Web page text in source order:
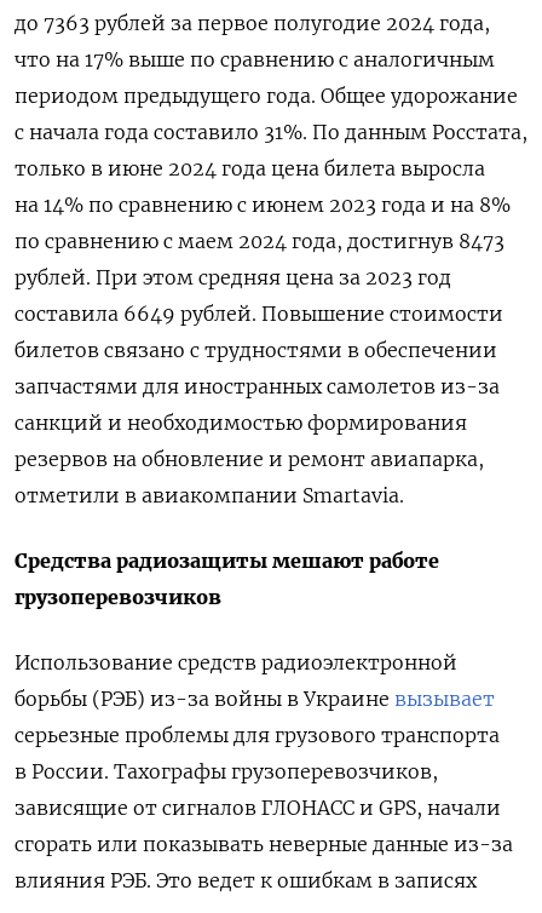
до 7363 рублей за первое полугодие 2024 года,
что на 17% выше по сравнению с аналогичным
периодом предыдущего года. Общее удорожание
с начала года составило 31%. По данным Росстата,
только в июне 2024 года цена билета выросла
на 14% по сравнению с июнем 2023 года и на 8%
по сравнению с маем 2024 года, достигнув 8473
рублей. При этом средняя цена за 2023 год
составила 6649 рублей. Повышение стоимости
билетов связано с трудностями в обеспечении
запчастями для иностранных самолетов из-за
санкций и необходимостью формирования
резервов на обновление и ремонт авиапарка,
отметили в авиакомпании Smartavia.
Средства радиозащиты мешают работе
грузоперевозчиков
Использование средств радиоэлектронной
борьбы (РЭБ) из-за войны в Украине вызывает
серьезные проблемы для грузового транспорта
в России. Тахографы грузоперевозчиков,
зависящие от сигналов ГЛОНАСС и GPS, начали
сгорать или показывать неверные данные из-за
влияния РЭБ. Это ведет к ошибкам в записях